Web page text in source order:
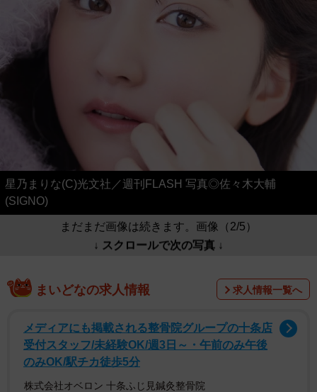
星乃まりな(C)光文社／週刊FLASH 写真◎佐々木大輔
(SIGNO)
まだまだ画像は続きます。画像（2/5）
↓ スクロールで次の写真 ↓
まいどなの求人情報 求人情報一覧へ
メディアにも掲載される整骨院グループの十条店
受付スタッフ/未経験OK/週3日～・午前のみ午後
のみOK/駅チカ徒歩5分
株式会社オベロン 十条ふじ見鍼灸整骨院